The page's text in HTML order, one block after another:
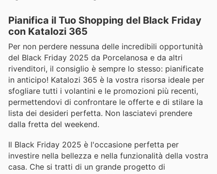
Pianifica il Tuo Shopping del Black Friday
con Katalozi 365
Per non perdere nessuna delle incredibili opportunità
del Black Friday 2025 da Porcelanosa e da altri
rivenditori, il consiglio è sempre lo stesso: pianificate
in anticipo! Katalozi 365 è la vostra risorsa ideale per
sfogliare tutti i volantini e le promozioni più recenti,
permettendovi di confrontare le offerte e di stilare la
lista dei desideri perfetta. Non lasciatevi prendere
dalla fretta del weekend.
Il Black Friday 2025 è l'occasione perfetta per
investire nella bellezza e nella funzionalità della vostra
casa. Che si tratti di un grande progetto di